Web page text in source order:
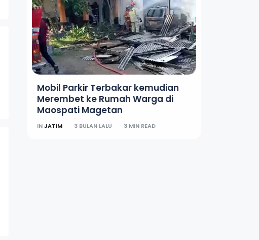
Mobil Parkir Terbakar kemudian
Merembet ke Rumah Warga di
Maospati Magetan
INJATIM 3 BULAN LALU 3 MIN READ